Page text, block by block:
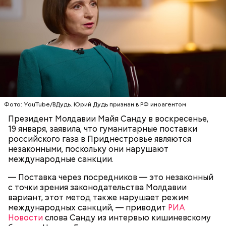
Фото: YouTube/ВДудь. Юрий Дудь признан в РФ иноагентом
Президент Молдавии Майя Санду в воскресенье,
19 января, заявила, что гуманитарные поставки
российского газа в Приднестровье являются
незаконными, поскольку они нарушают
международные санкции.
— Поставка через посредников — это незаконный
с точки зрения законодательства Молдавии
вариант, этот метод также нарушает режим
международных санкций, — приводит РИА
Новостислова Санду из интервью кишиневскому
Он также уточнил, что у человека крайне мало
шансов выжить, если он окажется на пути у акулы.
Ни один метод и способ защиты или обороны в
стрессовой ситуации не помогает, ведь у морского
обитателя больше преимуществ в воде как по
выносливости, так и по силе.
— Таких деревень много, их 95 в заповеднике. Это
вообще отдельный объект исследования, —
заметил он.
Также специалист отметил, что часы Судного дня
помогают больше людей привлечь к проблемам
глобального потепления, климатических изменений
и природных последствий войн.